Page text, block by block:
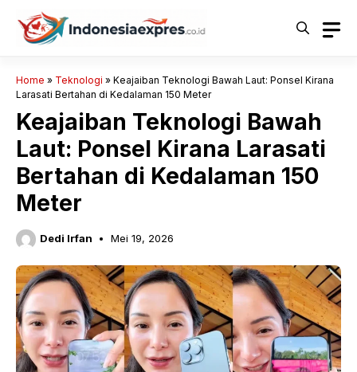
Langsung
Home » Teknologi » Keajaiban Teknologi Bawah Laut: Ponsel Kirana
Larasati Bertahan di Kedalaman 150 Meter
Keajaiban Teknologi Bawah
Laut: Ponsel Kirana Larasati
Bertahan di Kedalaman 150
Meter
Dedi Irfan Mei 19, 2026